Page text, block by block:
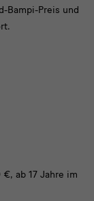
Bampi-Preis und
ab 17 Jahre im